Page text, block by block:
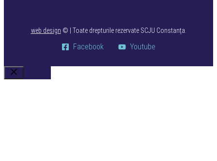
web design © | Toate drepturile rezervate SCJU Constanța.
Facebook Youtube
Close